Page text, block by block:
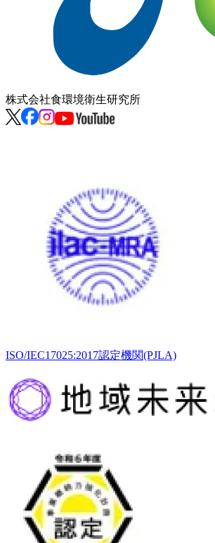
株式会社食環境衛生研究所
ISO/IEC17025:2017認定機関(PJLA)